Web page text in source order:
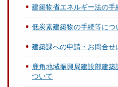
建築物省エネルギー法の手
低炭素建築物の手続等につ
建築課への申請・お問合せ
鹿角地域振興局建設部建
ついて